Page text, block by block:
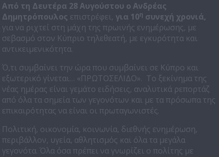
Από τη Δευτέρα 28 Αυγούστου ο Ανδρέας
Δημητρόπουλος επιστρέφει, για 10η συνεχή χρονιά,
για να ριχτεί στη μάχη της πρωινής ενημέρωσης, με
σεβασμό στον Κύπριο τηλεθεατή, με εγκυρότητα και
αντικειμενικότητα.
Ό,τι συμβαίνει την ώρα που συμβαίνει σε Κύπρο και
εξωτερικό γίνεται… «ΠΡΩΤΟΣΕΛΙΔΟ». Το ξεκίνημα της
νέας ημέρας είναι γεμάτο ειδήσεις, αναλυτικά ρεπορτάζ
από όλα τα σημεία των γεγονότων και με τα πρόσωπα της
επικαιρότητας να είναι οι πρωταγωνιστές.
Πολιτική, οικονομία, κοινωνία, διεθνής ενημέρωση,
περιβάλλον, υγεία, αθλητισμός και όλα τα μεγάλα
γεγονότα. Όλα όσα πρέπει να γνωρίζει ο πολίτης με